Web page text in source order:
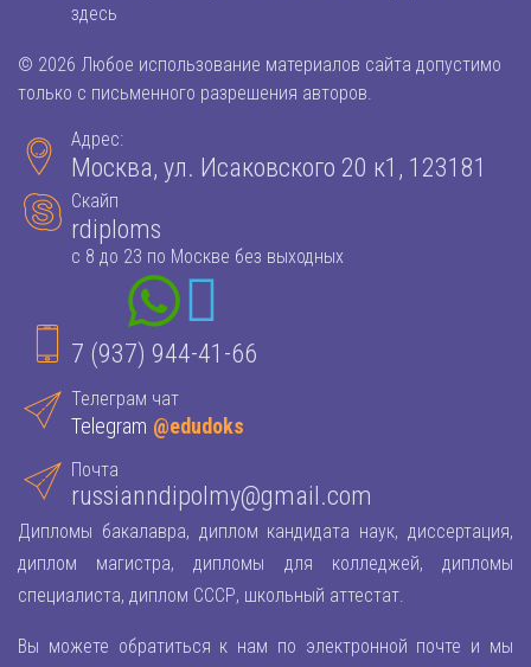
здесь
© 2026 Любое использование материалов сайта допустимо
только с письменного разрешения авторов.
Адрес:
Москва, ул. Исаковского 20 к1, 123181
Скайп
rdiploms
с 8 до 23 по Москве без выходных
7 (937) 944-41-66
Телеграм чат
Telegram @edudoks
Почта
russianndipolmy@gmail.com
Дипломы бакалавра, диплом кандидата наук, диссертация,
диплом магистра, дипломы для колледжей, дипломы
специалиста, диплом СССР, школьный аттестат.
Вы можете обратиться к нам по электронной почте и мы